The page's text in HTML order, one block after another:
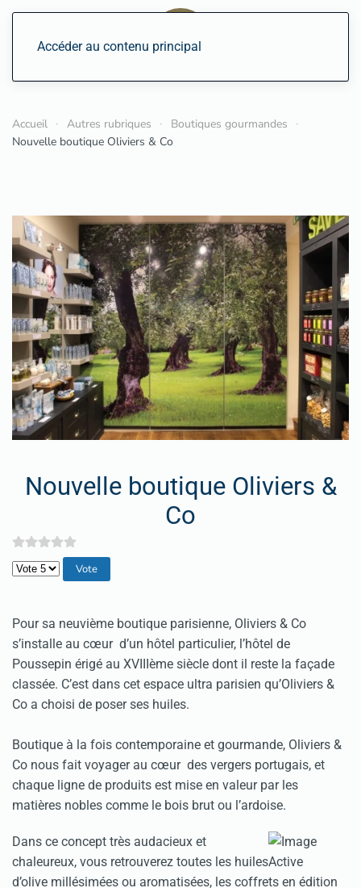
Accéder au contenu principal
Accueil Autres rubriques
Boutiques gourmandes
Nouvelle boutique Oliviers & Co
Nouvelle boutique Oliviers &
Co
Veuillez voter
Pour sa neuvième boutique parisienne, Oliviers & Co
s’installe au cœur d’un hôtel particulier, l’hôtel de
Poussepin érigé au XVIIIème siècle dont il reste la façade
classée. C’est dans cet espace ultra parisien qu’Oliviers &
Co a choisi de poser ses huiles.
Boutique à la fois contemporaine et gourmande, Oliviers &
Co nous fait voyager au cœur des vergers portugais, et
chaque ligne de produits est mise en valeur par les
matières nobles comme le bois brut ou l’ardoise.
Dans ce concept très audacieux et
chaleureux, vous retrouverez toutes les huiles
d’olive millésimées ou aromatisées, les coffrets en édition